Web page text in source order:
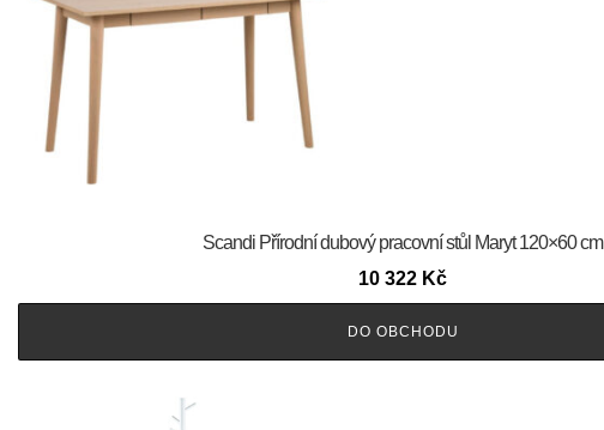
Scandi Přírodní dubový pracovní stůl Maryt 120×60 cm
10 322 Kč
DO OBCHODU